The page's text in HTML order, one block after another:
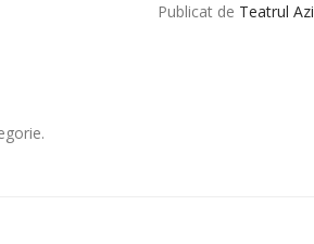
Publicat de Teatrul Azi